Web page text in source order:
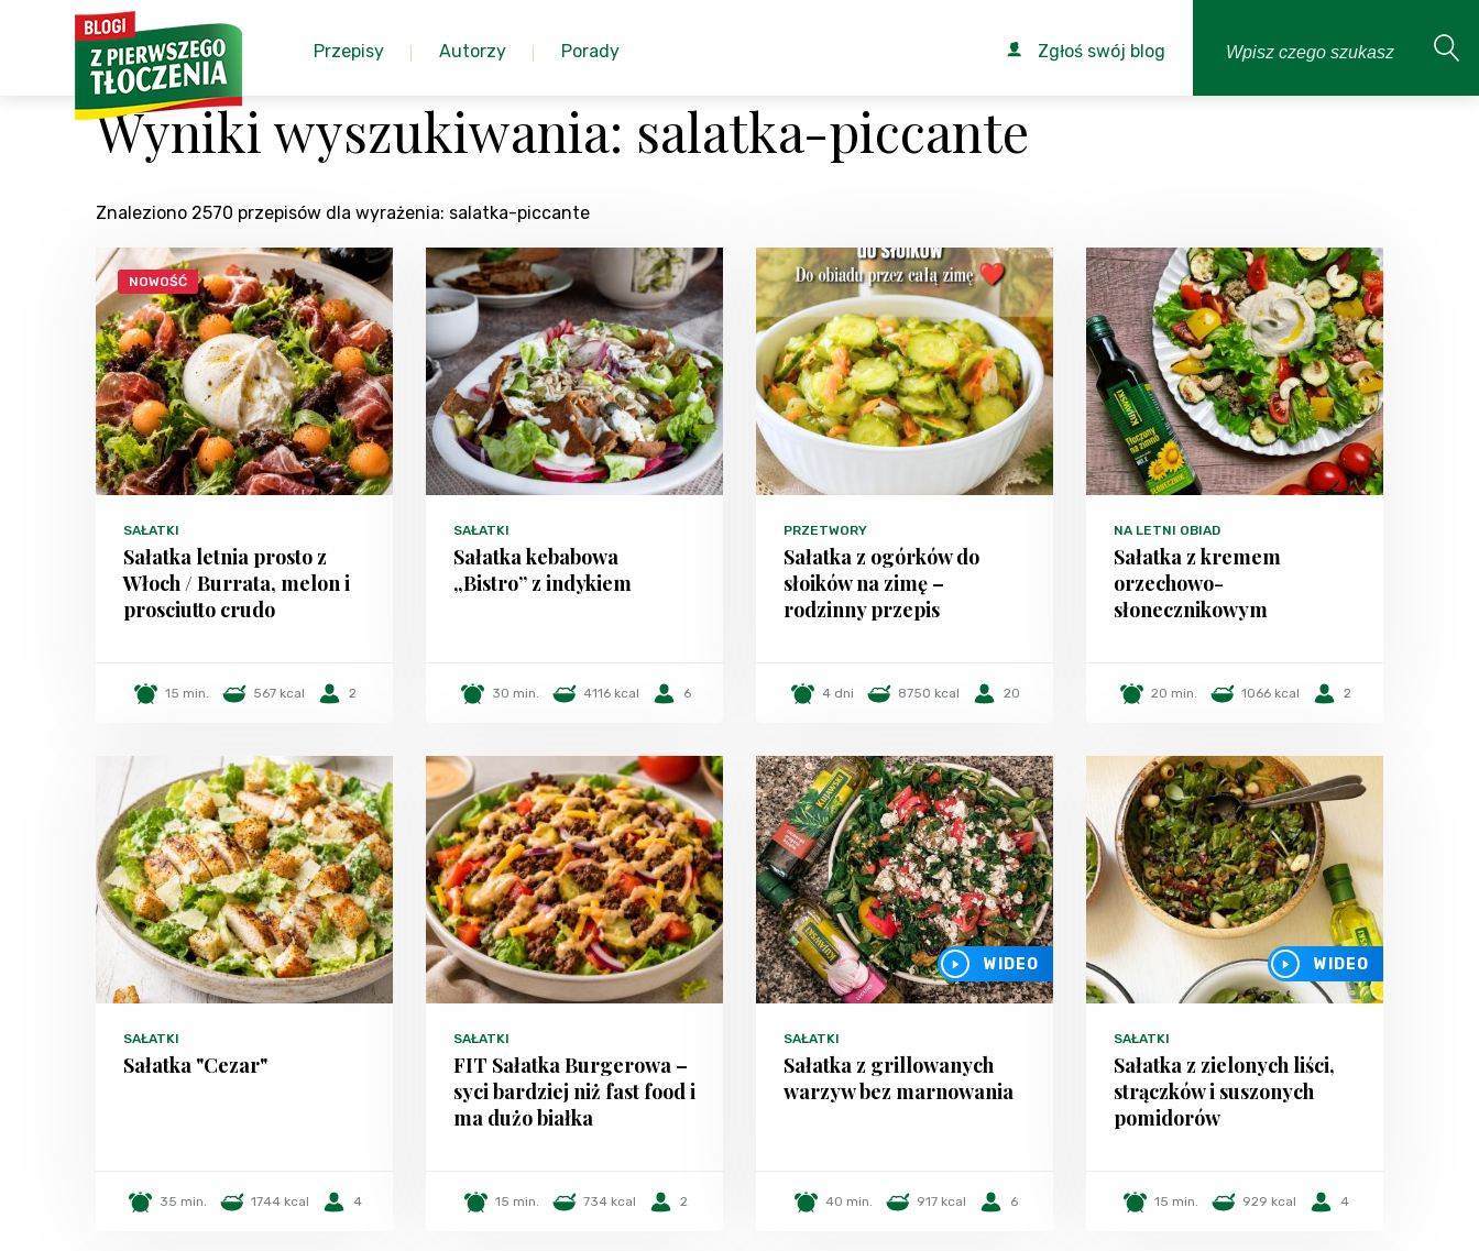
Przepisy Autorzy Porady Zgłoś swój blog
Wyniki wyszukiwania: salatka-piccante
Znaleziono 2570 przepisów dla wyrażenia: salatka-piccante
NOWOŚĆ
SAŁATKI
Sałatka letnia prosto z
Włoch / Burrata, melon i
prosciutto crudo
15 min. 567 kcal 2
SAŁATKI
Sałatka kebabowa
„Bistro” z indykiem
30 min. 4116 kcal 6
PRZETWORY
Sałatka z ogórków do
słoików na zimę –
rodzinny przepis
4 dni 8750 kcal 20
NA LETNI OBIAD
Sałatka z kremem
orzechowo-
słonecznikowym
20 min. 1066 kcal 2
SAŁATKI
Sałatka "Cezar"
35 min. 1744 kcal 4
SAŁATKI
FIT Sałatka Burgerowa –
syci bardziej niż fast food i
ma dużo białka
15 min. 734 kcal 2
WIDEO
SAŁATKI
Sałatka z grillowanych
warzyw bez marnowania
40 min. 917 kcal 6
WIDEO
SAŁATKI
Sałatka z zielonych liści,
strączków i suszonych
pomidorów
15 min. 929 kcal 4